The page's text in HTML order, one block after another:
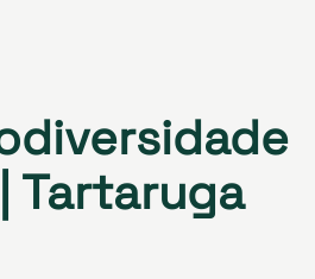
Tartaruga